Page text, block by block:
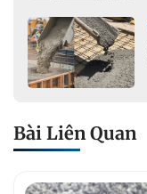
Bài Liên Quan